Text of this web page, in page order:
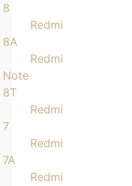
8
Redmi
8A
Redmi
Note
8T
Redmi
7
Redmi
7A
Redmi